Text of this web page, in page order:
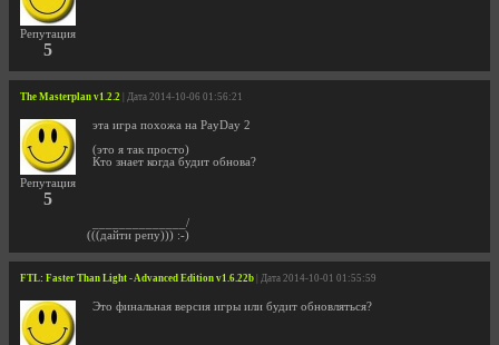
Репутация
5
The Masterplan v1.2.2 | Дата 2014-10-06 01:56:21
Репутация
5
эта игра похожа на PayDay 2
(это я так просто)
Кто знает когда будит обнова?
______________/
(((дайти репу))) :-)
FTL: Faster Than Light - Advanced Edition v1.6.22b | Дата 2014-10-01 01:55:59
Это финальная версия игры или будит обновляться?